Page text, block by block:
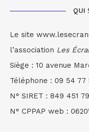
QUI
Le site
l’association Les
Siège : 10 avenue
Téléphone : 09 54 77
N° SIRET : 849 451
N° CPPAP web :